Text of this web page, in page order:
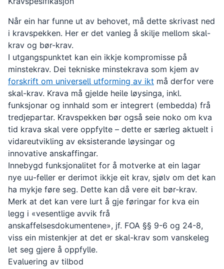
Når ein har funne ut av behovet, må dette skrivast ned
i kravspekken. Her er det vanleg å skilje mellom skal-
krav og bør-krav.
I utgangspunktet kan ein ikkje kompromisse på
minstekrav. Dei tekniske minstekrava som kjem av
forskrift om universell utforming av ikt må derfor vere
skal-krav. Krava må gjelde heile løysinga, inkl.
funksjonar og innhald som er integrert (embedda) frå
tredjepartar. Kravspekken bør også seie noko om kva
tid krava skal vere oppfylte – dette er særleg aktuelt i
vidareutvikling av eksisterande løysingar og
innovative anskaffingar.
Innebygd funksjonalitet for å motverke at ein lagar
nye uu-feller er derimot ikkje eit krav, sjølv om det kan
ha mykje føre seg. Dette kan då vere eit bør-krav.
Merk at det kan vere lurt å gje føringar for kva ein
legg i «vesentlige avvik frå
anskaffelsesdokumentene», jf. FOA §§ 9-6 og 24-8,
viss ein mistenkjer at det er skal-krav som vanskeleg
let seg gjere å oppfylle.
Evaluering av tilbod